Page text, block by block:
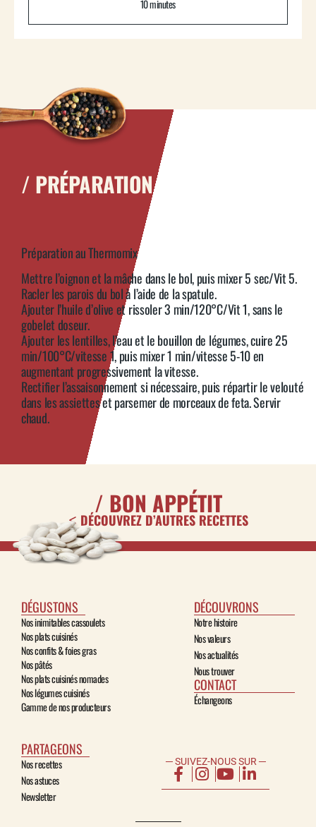
10 minutes
/ PRÉPARATION
Préparation au Thermomix
Mettre l’oignon et la mâche dans le bol, puis mixer 5 sec/Vit 5.
Racler les parois du bol à l’aide de la spatule.
Ajouter l’huile d’olive et rissoler 3 min/120°C/Vit 1, sans le
gobelet doseur.
Ajouter les lentilles, l’eau et le bouillon de légumes, cuire 25
min/100°C/vitesse 1, puis mixer 1 min/vitesse 5-10 en
augmentant progressivement la vitesse.
Rectifier l’assaisonnement si nécessaire, puis répartir le velouté
dans les assiettes et parsemer de morceaux de feta. Servir
chaud.
/ BON APPÉTIT
DÉCOUVREZ D’AUTRES RECETTES
DÉGUSTONS
Nos inimitables cassoulets
Nos plats cuisinés
Nos confits & foies gras
Nos pâtés
Nos plats cuisinés nomades
Nos légumes cuisinés
Gamme de nos producteurs
DÉCOUVRONS
Notre histoire
Nos valeurs
Nos actualités
Nous trouver
CONTACT
Échangeons
PARTAGEONS
Nos recettes
Nos astuces
Newsletter
─ SUIVEZ-NOUS SUR ─